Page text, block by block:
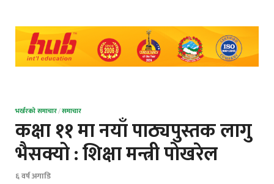
भर्खरको समाचार/समाचार
कक्षा ११ मा नयाँ पाठ्यपुस्तक लागु
भैसक्यो : शिक्षा मन्त्री पोखरेल
६ वर्ष अगाडि